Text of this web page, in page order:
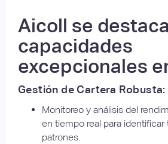
Aicoll se
capacidades
excepcionales
Gestión de Cartera Robusta:
Monitoreo y análisis del
en tiempo real para
patrones.